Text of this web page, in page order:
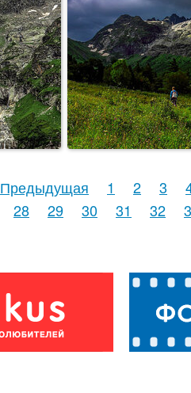
Предыдущая 1 2 3
28 29 30 31 32